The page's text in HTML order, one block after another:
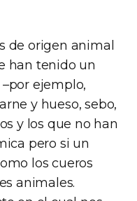
de origen animal
han tenido un
ejemplo,
y hueso, sebo,
y los que no han
pero si un
los cueros
animales.